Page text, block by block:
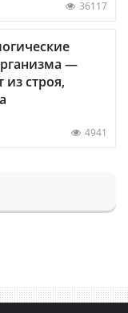
36117
—
из строя,
4941